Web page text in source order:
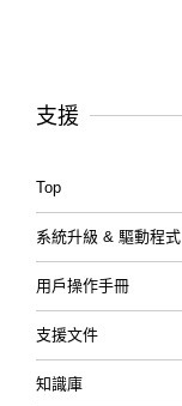
支援
Top
系統升級 & 驅動程式
用戶操作手冊
支援文件
知識庫